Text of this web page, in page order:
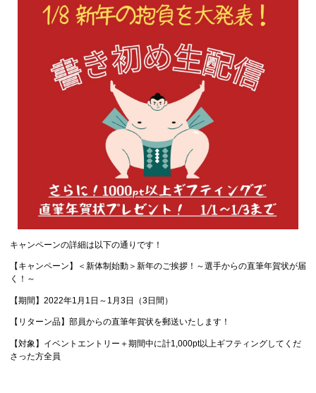
キャンペーンの詳細は以下の通りです！
【キャンペーン】
＜新体制始動＞新年のご挨拶！～選手からの直筆年賀状が届
く！～
【期間】2022年1月1日～1月3日（3日間）
【リターン品】部員からの直筆年賀状を郵送いたします！
【対象】イベントエントリー＋期間中に計1,000pt以上ギフティングしてくだ
さった方全員